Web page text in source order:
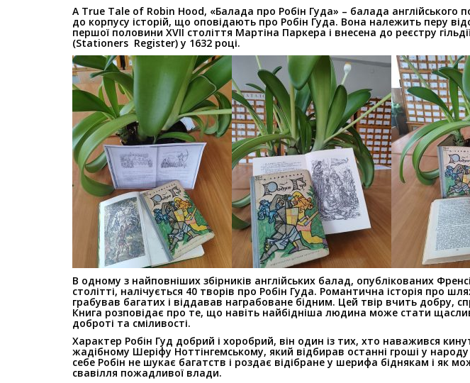
A True Tale of Robin Hood, «Балада про Робін Гуда» – балада англійського
до корпусу історій, що оповідають про Робін Гуда. Вона належить перу
першої половини XVII століття Мартіна Паркера і внесена до реєстру
(Stationers Register) у 1632 році.
В одному з найповніших збірників англійських балад, опублікованих
столітті, налічується 40 творів про Робін Гуда. Романтична історія про
грабував багатих і віддавав награбоване бідним. Цей твір вчить добру,
Книга розповідає про те, що навіть найбідніша людина може стати
доброті та сміливості.
Характер Робін Гуд добрий і хоробрий, він один із тих, хто наважився
жадібному Шеріфу Ноттінгемському, який відбирав останні гроші у
себе Робін не шукає багатств і роздає відібране у шерифа біднякам і як
свавілля пожадливої ​​влади.